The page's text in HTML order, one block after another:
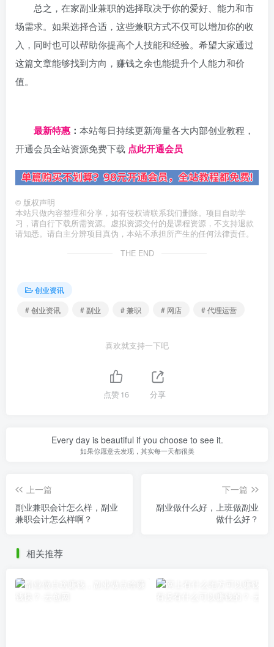
总之，在家副业兼职的选择取决于你的爱好、能力和市
场需求。如果选择合适，这些兼职方式不仅可以增加你的收
入，同时也可以帮助你提高个人技能和经验。希望大家通过
这篇文章能够找到方向，赚钱之余也能提升个人能力和价
值。
最新特惠 ： 本站每日持续更新海量各大内部创业教程，
开通会员全站资源免费下载 点此开通会员
© 版权声明
本站只做内容整理和分享，如有侵权请联系我们删除。项目自助学
习，请自行下载所需资源。虚拟资源交付的是课程资源，不支持退款
请知悉。请自主分辨项目真伪，本站不承担所产生的任何法律责任。
THE END
创业资讯
# 创业资讯
# 副业 # 兼职 # 网店 # 代理运营
喜欢就支持一下吧
点赞16 分享
Every day is beautiful if you choose to see it.
如果你愿意去发现，其实每一天都很美
上一篇
副业兼职会计怎么样，副业
兼职会计怎么样啊？
下一篇
副业做什么好，上班做副业
做什么好？
相关推荐